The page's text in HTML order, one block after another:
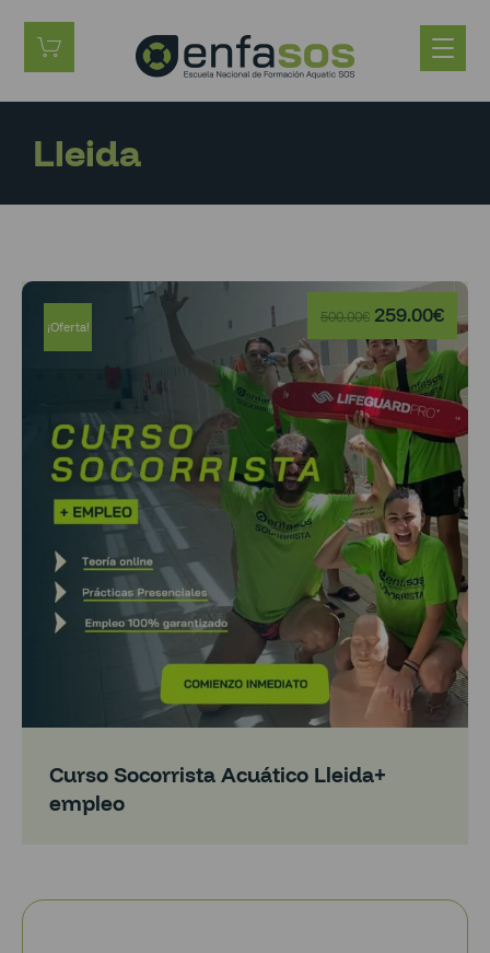
Lleida
Curso Socorrista Acuático Lleida+
empleo
500.00€ 259.00€
¡Oferta!